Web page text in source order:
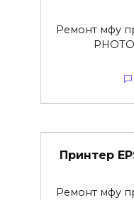
Ремонт мфу
Принтер
Ремонт мфу